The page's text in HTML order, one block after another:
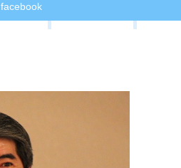
facebook